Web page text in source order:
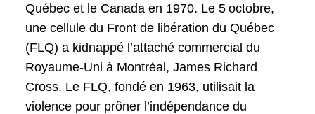
Québec et le Canada en 1970. Le 5 octobre,
une cellule du Front de libération du Québec
(FLQ) a kidnappé l’attaché commercial du
Royaume-Uni à Montréal, James Richard
Cross. Le FLQ, fondé en 1963, utilisait la
violence pour prôner l’indépendance du